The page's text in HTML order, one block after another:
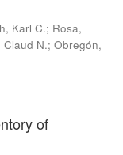
Karl C.; Rosa,
Claud N.; Obregón,
of